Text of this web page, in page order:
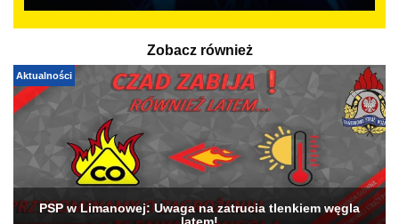
Zobacz również
Aktualności
PSP w Limanowej: Uwaga na zatrucia tlenkiem węgla